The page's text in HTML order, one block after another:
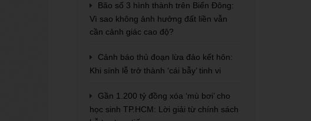
Bão số 3 hình thành trên Biển Đông:
Vì sao không ảnh hưởng đất liền vẫn
cần cảnh giác cao độ?
Cảnh báo thủ đoạn lừa đảo kết hôn:
Khi sính lễ trở thành ‘cái bẫy’ tinh vi
Gần 1.200 tỷ đồng xóa ‘mù bơi’ cho
học sinh TP.HCM: Lời giải từ chính sách